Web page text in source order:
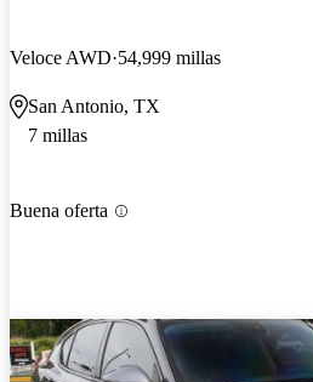
Veloce AWD 54,999 millas
San Antonio, TX
7 millas
Buena oferta